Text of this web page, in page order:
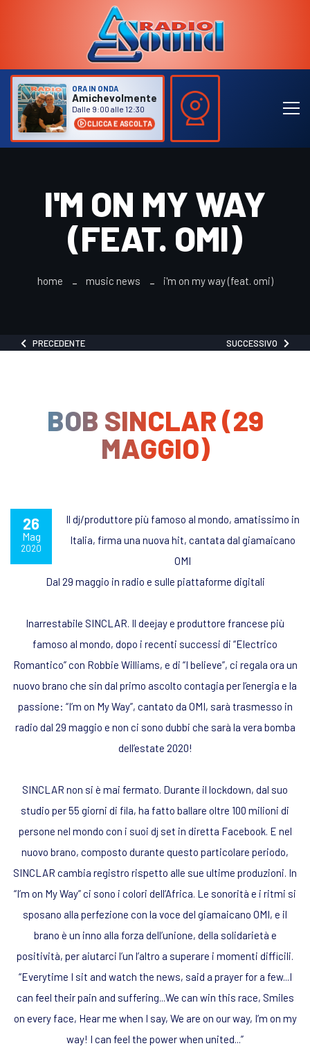
ORA IN ONDA
Amichevolmente
Dalle 9:00 alle 12:30
CLICCA E ASCOLTA
I'M ON MY WAY
(FEAT. OMI)
home music news i'm on my way (feat. omi)
PRECEDENTE SUCCESSIVO
BOB SINCLAR (29
MAGGIO)
26
Mag
2020
Il dj/produttore più famoso al mondo, amatissimo in
Italia, firma una nuova hit, cantata dal giamaicano
OMI
Dal 29 maggio in radio e sulle piattaforme digitali
Inarrestabile SINCLAR. Il deejay e produttore francese più
famoso al mondo, dopo i recenti successi di “Electrico
Romantico” con Robbie Williams, e di “I believe”, ci regala ora un
nuovo brano che sin dal primo ascolto contagia per l’energia e la
passione: “I’m on My Way”, cantato da OMI, sarà trasmesso in
radio dal 29 maggio e non ci sono dubbi che sarà la vera bomba
dell’estate 2020!
SINCLAR non si è mai fermato. Durante il lockdown, dal suo
studio per 55 giorni di fila, ha fatto ballare oltre 100 milioni di
persone nel mondo con i suoi dj set in diretta Facebook. E nel
nuovo brano, composto durante questo particolare periodo,
SINCLAR cambia registro rispetto alle sue ultime produzioni. In
“I’m on My Way” ci sono i colori dell’Africa. Le sonorità e i ritmi si
sposano alla perfezione con la voce del giamaicano OMI, e il
brano è un inno alla forza dell’unione, della solidarietà e
positività, per aiutarci l’un l’altro a superare i momenti difficili.
“Everytime I sit and watch the news, said a prayer for a few...I
can feel their pain and suffering...We can win this race, Smiles
on every face, Hear me when I say, We are on our way, I’m on my
way! I can feel the power when united...”